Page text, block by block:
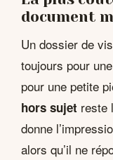
document
Un dossier de
toujours pour
pour une petite
hors sujet reste
donne
alors qu’il ne